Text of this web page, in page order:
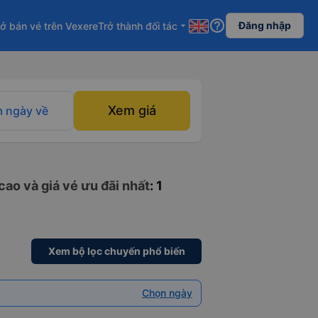
bán vé trên VexereTrở thành đối tác arrow_drop_down help_outline Đăng nhập
ngày về Xem giá
và giá vé ưu đãi nhất: 1
Xem bộ lọc chuyến phổ biến
Chọn ngày